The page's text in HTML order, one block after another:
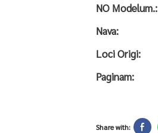
NO Modelum.:
Nava:
Loci Origi:
Paginam:
Share with: